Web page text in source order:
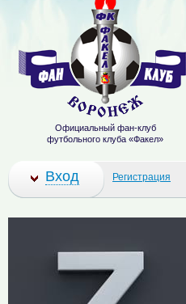
Официальный фан-клуб
футбольного клуба «Факел»
Вход Регистрация